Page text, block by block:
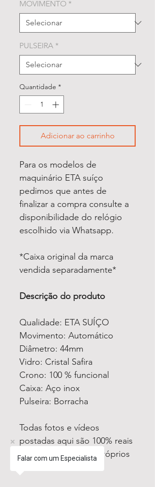
MOVIMENTO *
PULSEIRA *
Quantidade *
Adicionar ao carrinho
Para os modelos de
maquinário ETA suíço
pedimos que antes de
finalizar a compra consulte a
disponibilidade do relógio
escolhido via Whatsapp.
*Caixa original da marca
vendida separadamente*
Descrição do produto
Qualidade: ETA SUÍÇO
Movimento: Automático
Diâmetro: 44mm
Vidro: Cristal Safira
Crono: 100 % funcional
Caixa: Aço inox
Pulseira: Borracha
Todas fotos e vídeos
postadas aqui são 100% reais
tiradas por nós dos próprios
Falar com um Especialista